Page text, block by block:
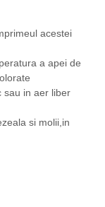
acestei
a apei de
sau in aer liber
si molii,in